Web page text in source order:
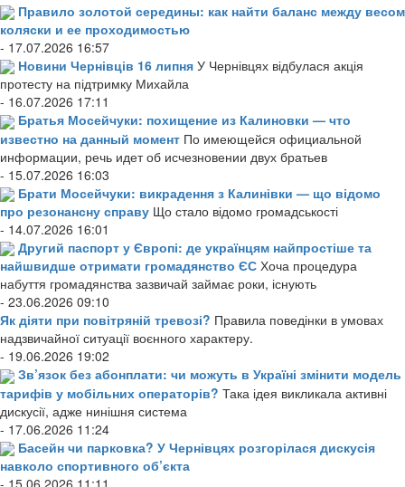
Правило золотой середины: как найти баланс между весом
коляски и ее проходимостью
- 17.07.2026 16:57
Новини Чернівців 16 липня У Чернівцях відбулася акція
протесту на підтримку Михайла
- 16.07.2026 17:11
Братья Мосейчуки: похищение из Калиновки — что
известно на данный момент По имеющейся официальной
информации, речь идет об исчезновении двух братьев
- 15.07.2026 16:03
Брати Мосейчуки: викрадення з Калинівки — що відомо
про резонансну справу Що стало відомо громадськості
- 14.07.2026 16:01
Другий паспорт у Європі: де українцям найпростіше та
найшвидше отримати громадянство ЄС Хоча процедура
набуття громадянства зазвичай займає роки, існують
- 23.06.2026 09:10
Як діяти при повітряній тревозі? Правила поведінки в умовах
надзвичайної ситуації воєнного характеру.
- 19.06.2026 19:02
Зв’язок без абонплати: чи можуть в Україні змінити модель
тарифів у мобільних операторів? Така ідея викликала активні
дискусії, адже нинішня система
- 17.06.2026 11:24
Басейн чи парковка? У Чернівцях розгорілася дискусія
навколо спортивного об’єкта
- 15.06.2026 11:11